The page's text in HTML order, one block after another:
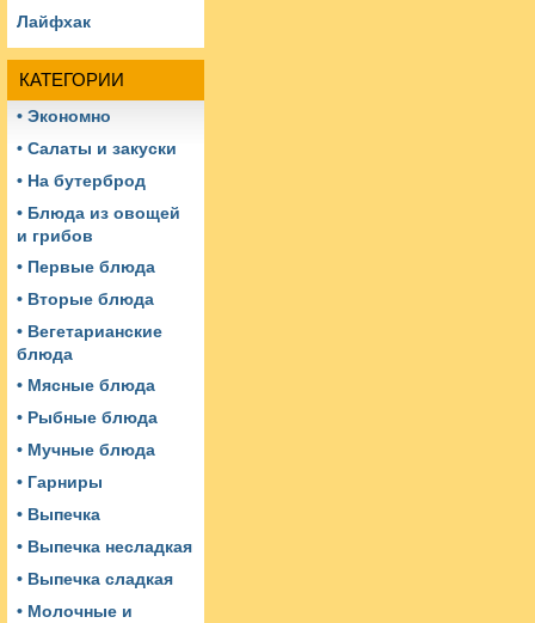
Лайфхак
КАТЕГОРИИ
• Экономно
• Салаты и закуски
• На бутерброд
• Блюда из овощей
и грибов
• Первые блюда
• Вторые блюда
• Вегетарианские
блюда
• Мясные блюда
• Рыбные блюда
• Мучные блюда
• Гарниры
• Выпечка
• Выпечка несладкая
• Выпечка сладкая
• Молочные и